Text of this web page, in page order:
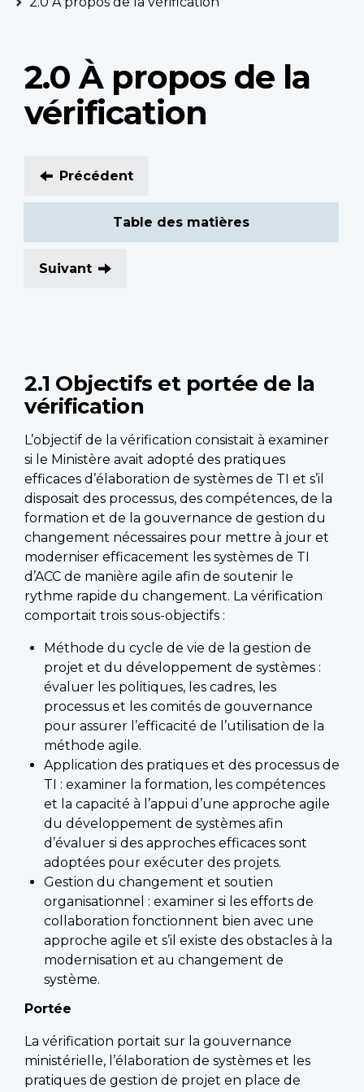
2.0 À propos de la
vérification
Précédent
Table des matières
Suivant
2.1 Objectifs et portée de la
vérification
L’objectif de la vérification consistait à examiner
si le Ministère avait adopté des pratiques
efficaces d’élaboration de systèmes de TI et s’il
disposait des processus, des compétences, de la
formation et de la gouvernance de gestion du
changement nécessaires pour mettre à jour et
moderniser efficacement les systèmes de TI
d’ACC de manière agile afin de soutenir le
rythme rapide du changement. La vérification
comportait trois sous-objectifs :
Méthode du cycle de vie de la gestion de
projet et du développement de systèmes :
évaluer les politiques, les cadres, les
processus et les comités de gouvernance
pour assurer l’efficacité de l’utilisation de la
méthode agile.
Application des pratiques et des processus de
TI : examiner la formation, les compétences
et la capacité à l’appui d’une approche agile
du développement de systèmes afin
d’évaluer si des approches efficaces sont
adoptées pour exécuter des projets.
Gestion du changement et soutien
organisationnel : examiner si les efforts de
collaboration fonctionnent bien avec une
approche agile et s’il existe des obstacles à la
modernisation et au changement de
système.
Portée
La vérification portait sur la gouvernance
ministérielle, l’élaboration de systèmes et les
pratiques de gestion de projet en place de